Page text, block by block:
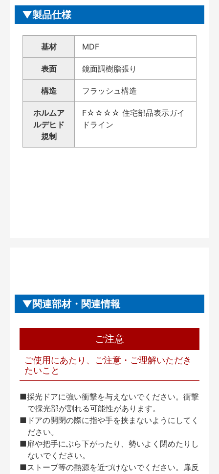
製品仕様
基材 MDF
表面 鏡面調樹脂張り
構造 フラッシュ構造
ホルムア
ルデヒド
規制
F☆☆☆☆ 住宅部品表示ガイ
ドライン
関連部材・関連情報
ご注意
ご使用にあたり、ご注意・ご理解いただき
たいこと
■採光ドアに強い衝撃を与えないでください。衝撃
で採光部が割れる可能性があります。
■ドアの開閉の際に指や手を挟まないようにしてく
ださい。
■扉や把手にぶら下がったり、勢いよく閉めたりし
ないでください。
■ストーブ等の熱源を近づけないでください。扉反